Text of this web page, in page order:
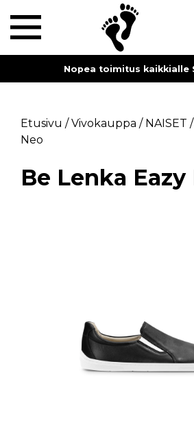
Nopea toimitus kaikkialle
Etusivu /Vivokauppa / NAISET /
Neo
Be Lenka Eazy